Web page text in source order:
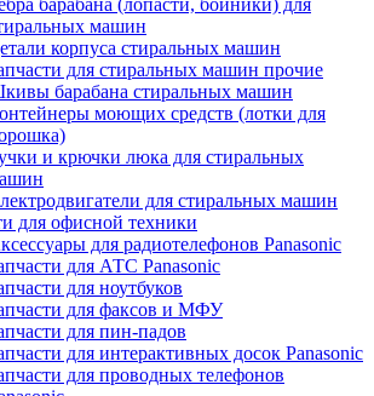
барабана (лопасти, бойники) для
машин
корпуса стиральных машин
для стиральных машин прочие
барабана стиральных машин
моющих средств (лотки для
и крючки люка для стиральных
для стиральных машин
для офисной техники
для радиотелефонов Panasonic
для АТС Panasonic
для ноутбуков
для факсов и МФУ
для пин-падов
для интерактивных досок Panasonic
для проводных телефонов